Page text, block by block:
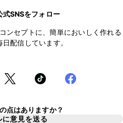
式SNSをフォロー
ンセプトに、簡単においしく作れる
配信しています。
点はありますか？
に意見を送る